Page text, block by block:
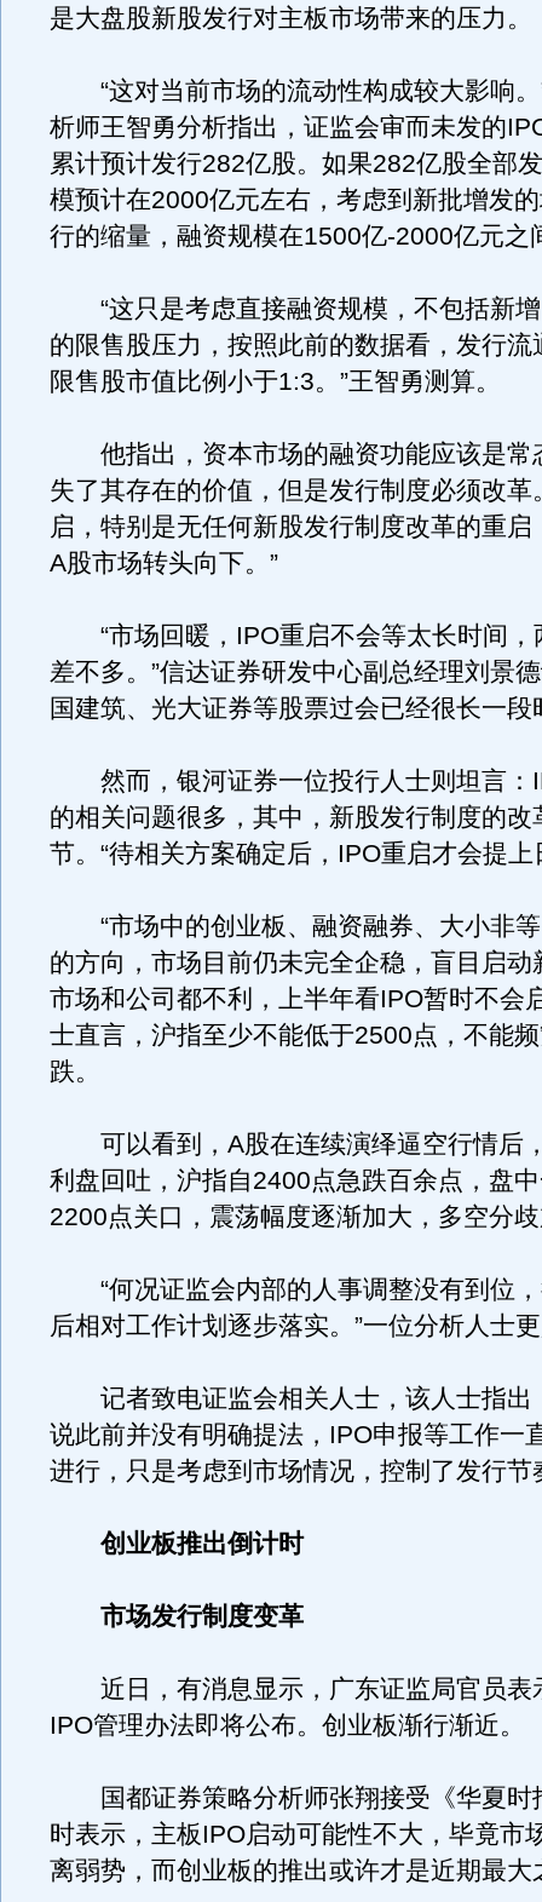
是大盘股新股发行对主板市场带来的压力。
“这对当前市场的流动性构成较大影响。
析师王智勇分析指出，证监会审而未发的
累计预计发行282亿股。如果282亿股全部
模预计在2000亿元左右，考虑到新批增发
行的缩量，融资规模在1500亿-2000亿元之
“这只是考虑直接融资规模，不包括新增
的限售股压力，按照此前的数据看，发行流
限售股市值比例小于1:3。”王智勇测算。
他指出，资本市场的融资功能应该是常
失了其存在的价值，但是发行制度必须改革
启，特别是无任何新股发行制度改革的重启
A股市场转头向下。”
“市场回暖，IPO重启不会等太长时间，
差不多。”信达证券研发中心副总经理刘景
国建筑、光大证券等股票过会已经很长一段
然而，银河证券一位投行人士则坦言：
的相关问题很多，其中，新股发行制度的改
节。“待相关方案确定后，IPO重启才会提上
“市场中的创业板、融资融券、大小非等
的方向，市场目前仍未完全企稳，盲目启动
市场和公司都不利，上半年看IPO暂时不会
士直言，沪指至少不能低于2500点，不能
跌。
可以看到，A股在连续演绎逼空行情后
利盘回吐，沪指自2400点急跌百余点，盘
2200点关口，震荡幅度逐渐加大，多空分
“何况证监会内部的人事调整没有到位，
后相对工作计划逐步落实。”一位分析人士
记者致电证监会相关人士，该人士指出
说此前并没有明确提法，IPO申报等工作一
进行，只是考虑到市场情况，控制了发行节
创业板推出倒计时
市场发行制度变革
近日，有消息显示，广东证监局官员表
IPO管理办法即将公布。创业板渐行渐近。
国都证券策略分析师张翔接受《华夏时
时表示，主板IPO启动可能性不大，毕竟市
离弱势，而创业板的推出或许才是近期最大